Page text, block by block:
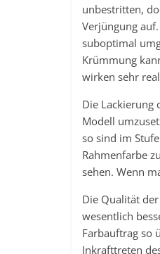
unbestritten,
Verjüngung
suboptimal
Krümmung
wirken sehr
Die Lackierung
Modell
so sind im
Rahmenfarbe
sehen. Wenn
Die Qualität
wesentlich
Farbauftrag so
Inkrafttreten